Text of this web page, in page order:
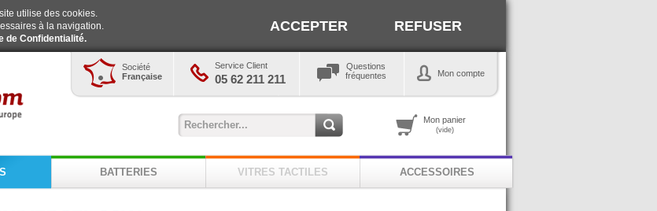
utilise des cookies.
à la navigation.
de Confidentialité.
ACCEPTER REFUSER
Société
Française
Service Client
05 62 211 211
Questions
fréquentes
Mon compte
Mon panier
(vide)
BATTERIES VITRES TACTILES ACCESSOIRES